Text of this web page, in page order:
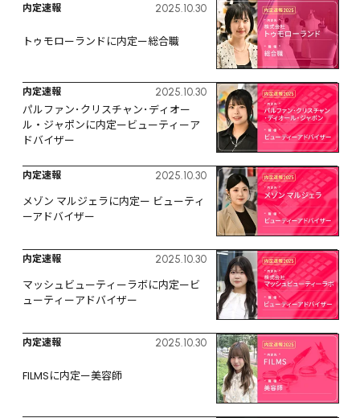
内定速報 2025.10.30
トゥモローランドに内定ー総合職
内定速報 2025.10.30
パルファン･クリスチャン･ディオー
ル・ジャポンに内定ービューティーア
ドバイザー
内定速報 2025.10.30
メゾン マルジェラに内定ー ビューティ
ーアドバイザー
内定速報 2025.10.30
マッシュビューティーラボに内定ービ
ューティーアドバイザー
内定速報 2025.10.30
FILMSに内定ー美容師